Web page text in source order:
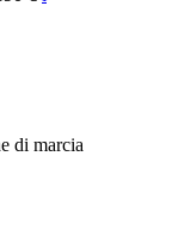
di marcia